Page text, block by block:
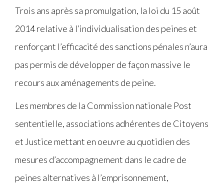
Trois ans après sa promulgation, la loi du 15 août
2014 relative à l’individualisation des peines et
renforçant l’efficacité des sanctions pénales n’aura
pas permis de développer de façon massive le
recours aux aménagements de peine.
Les membres de la Commission nationale Post
sententielle, associations adhérentes de Citoyens
et Justice mettant en oeuvre au quotidien des
mesures d’accompagnement dans le cadre de
peines alternatives à l’emprisonnement,